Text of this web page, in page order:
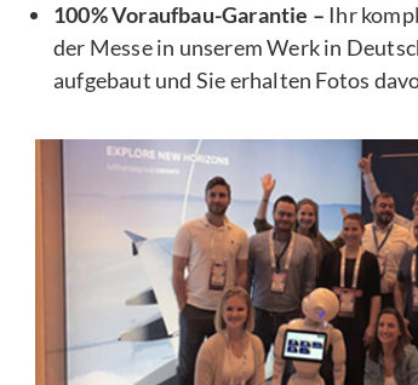
100% Voraufbau-Garantie – Ihr
der Messe in unserem Werk in
aufgebaut und Sie erhalten Fotos